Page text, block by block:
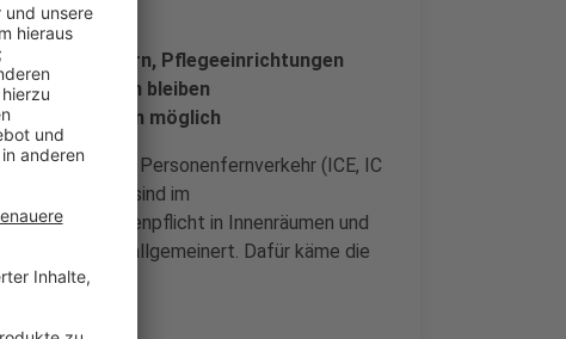
aufgelistet:
Pflegeeinrichtungen
bestehen bleiben
weiterhin möglich
im Luft- und Personenfernverkehr (ICE, IC
sind im
Maskenpflicht in Innenräumen und
aber nicht verallgemeinert. Dafür käme die